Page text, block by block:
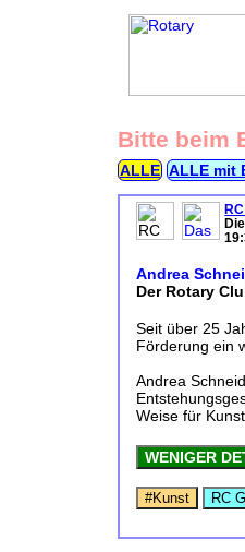
Bitte beim
ALLE ALLE mit
Andrea
Der Rotary
Seit über 25
Förderung ein
Andrea
Weise für
WENIGER
#Kunst RC